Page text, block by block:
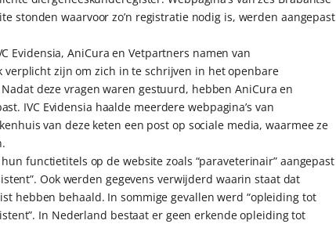
stonden waarvoor zo’n registratie nodig is, werden aangepast
Evidensia, AniCura en Vetpartners namen van
zijn om zich in te schrijven in het openbare
deze vragen waren gestuurd, hebben AniCura en
IVC Evidensia haalde meerdere webpagina’s van
van deze keten een post op sociale media, waarmee ze
functietitels op de website zoals “paraveterinair” aangepast
Ook werden gegevens verwijderd waarin staat dat
hebben behaald. In sommige gevallen werd “opleiding tot
In Nederland bestaat er geen erkende opleiding tot